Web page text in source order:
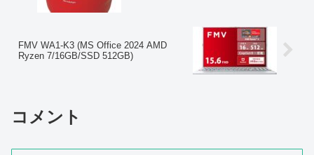
FMV WA1-K3 (MS Office 2024 AMD
Ryzen 7/16GB/SSD 512GB)
コメント